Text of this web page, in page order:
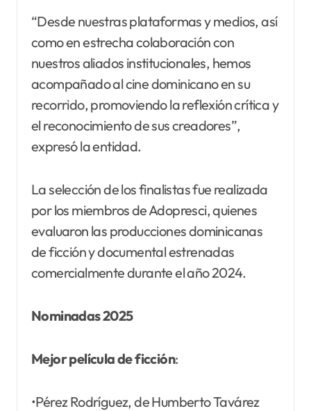
“Desde nuestras plataformas y medios, así
como en estrecha colaboración con
nuestros aliados institucionales, hemos
acompañado al cine dominicano en su
recorrido, promoviendo la reflexión crítica y
el reconocimiento de sus creadores”,
expresó la entidad.
La selección de los finalistas fue realizada
por los miembros de Adopresci, quienes
evaluaron las producciones dominicanas
de ficción y documental estrenadas
comercialmente durante el año 2024.
Nominadas 2025
Mejor película de ficción:
•Pérez Rodríguez, de Humberto Tavárez